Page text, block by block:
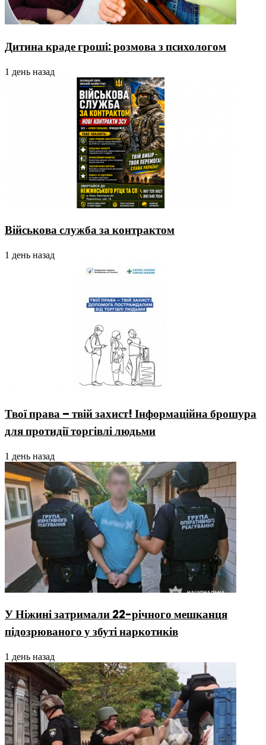
Дитина краде гроші: розмова з психологом
1 день назад
Військова служба за контрактом
1 день назад
Твої права – твій захист! Інформаційна брошура
для протидії торгівлі людьми
1 день назад
У Ніжині затримали 22-річного мешканця
підозрюваного у збуті наркотиків
1 день назад